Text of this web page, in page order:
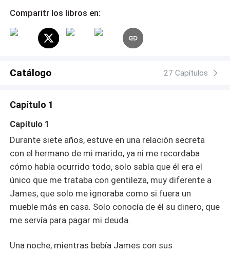
Montgomery. Cuando su marido se entera del engaño,
Comparitr los libros en:
Catálogo 27 Capítulos
Capítulo 1
Capitulo 1
Durante siete años, estuve en una relación secreta
con el hermano de mi marido, ya ni me recordaba
cómo había ocurrido todo, solo sabía que él era el
único que me trataba con gentileza, muy diferente a
James, que solo me ignoraba como si fuera un
mueble más en casa. Solo conocía de él su dinero, que
me servía para pagar mi deuda.
Una noche, mientras bebía James con sus